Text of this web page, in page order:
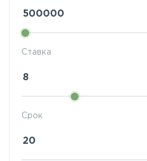
Ставка
Срок